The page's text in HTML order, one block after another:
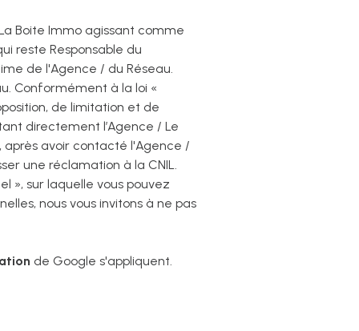
Boite Immo agissant comme
reste Responsable du
de l'Agence / du Réseau.
Conformément à la loi «
de limitation et de
directement l’Agence / Le
après avoir contacté l'Agence /
une réclamation à la CNIL.
», sur laquelle vous pouvez
nous vous invitons à ne pas
de Google s'appliquent.